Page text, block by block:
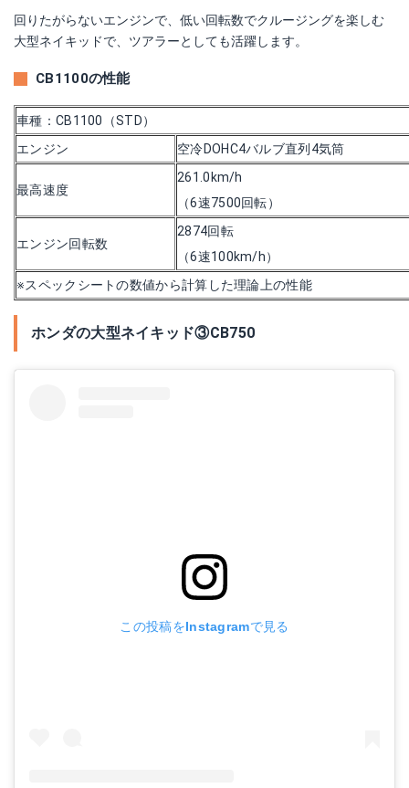
回りたがらないエンジンで、低い回転数でクルージングを楽しむ
大型ネイキッドで、ツアラーとしても活躍します。
CB1100の性能
車種：CB1100（STD）
エンジン
空冷DOHC4バルブ直列4気筒
最高速度
261.0km/h
（6速7500回転）
エンジン回転数
2874回転
（6速100km/h）
※スペックシートの数値から計算した理論上の性能
ホンダの大型ネイキッド③CB750
この投稿をInstagramで見る